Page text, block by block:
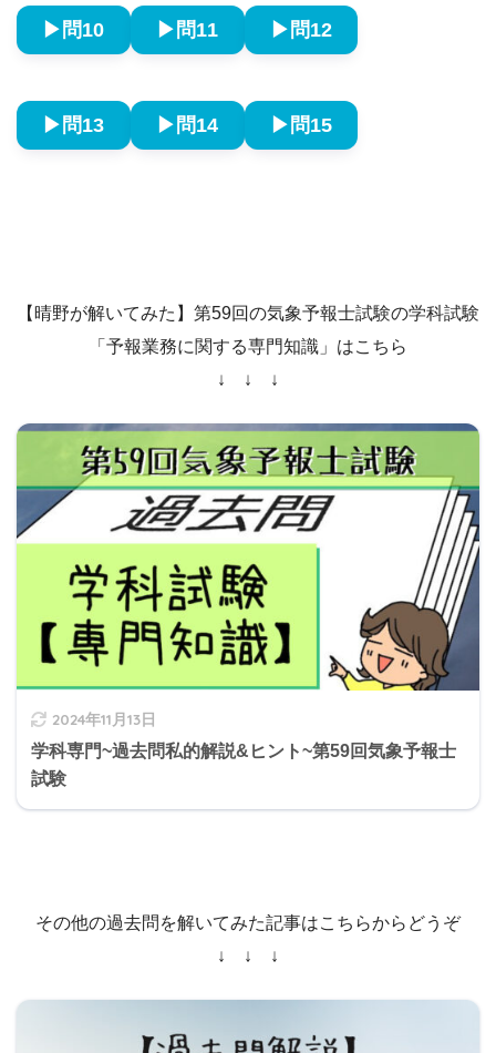
▶︎問10 ▶︎問11 ▶︎問12
▶︎問13 ▶︎問14 ▶︎問15
【晴野が解いてみた】第59回の気象予報士試験の学科試験
「予報業務に関する専門知識」はこちら
↓ ↓ ↓
2024年11月13日
学科専門~過去問私的解説&ヒント~第59回気象予報士
試験
その他の過去問を解いてみた記事はこちらからどうぞ
↓ ↓ ↓